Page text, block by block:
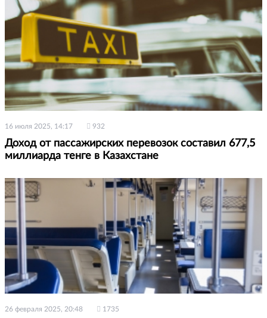
16 июля 2025, 14:17 932
Доход от пассажирских перевозок составил 677,5
миллиарда тенге в Казахстане
26 февраля 2025, 20:48 1735